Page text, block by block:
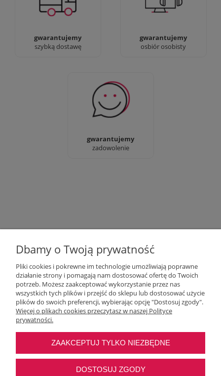
gwarantujemy
szybką dostawę
90% dostaw następnego
dnia, bez dopłat!
gwarantujemy
osbiór osobisty
Jesteśmy prawdziwi :)
możesz przyjść i
gwarantujemy
zadowolenie
Sprawdź nasze 100%
zadowolenia Klientów
Moje konto
Najczęstsze pytania
Dbamy o Twoją prywatność
Pliki cookies i pokrewne im technologie umożliwiają poprawne
działanie strony i pomagają nam dostosować ofertę do Twoich
potrzeb. Możesz zaakceptować wykorzystanie przez nas
wszystkich tych plików i przejść do sklepu lub dostosować użycie
plików do swoich preferencji, wybierając opcję "Dostosuj zgody".
Więcej o plikach cookies przeczytasz w naszej Polityce
prywatności.
ZAAKCEPTUJ TYLKO NIEZBĘDNE
DOSTOSUJ ZGODY